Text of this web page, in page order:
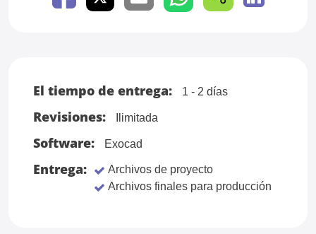
El tiempo de entrega: 1 - 2 días
Revisiones: Ilimitada
Software: Exocad
Entrega:
Archivos de proyecto
Archivos finales para producción